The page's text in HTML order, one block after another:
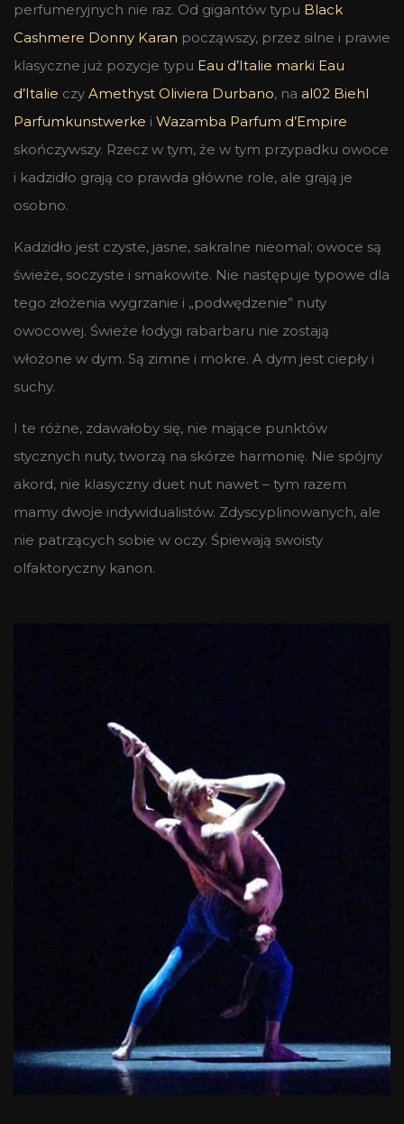
perfumeryjnych nie raz. Od gigantów typu Black
Cashmere Donny Karan począwszy, przez silne i prawie
klasyczne już pozycje typu Eau d’Italie marki Eau
d’Italie czy Amethyst Oliviera Durbano, na al02 Biehl
Parfumkunstwerke i Wazamba Parfum d’Empire
skończywszy. Rzecz w tym, że w tym przypadku owoce
i kadzidło grają co prawda główne role, ale grają je
osobno.
Kadzidło jest czyste, jasne, sakralne nieomal; owoce są
świeże, soczyste i smakowite. Nie następuje typowe dla
tego złożenia wygrzanie i „podwędzenie” nuty
owocowej. Świeże łodygi rabarbaru nie zostają
włożone w dym. Są zimne i mokre. A dym jest ciepły i
suchy.
I te różne, zdawałoby się, nie mające punktów
stycznych nuty, tworzą na skórze harmonię. Nie spójny
akord, nie klasyczny duet nut nawet – tym razem
mamy dwoje indywidualistów. Zdyscyplinowanych, ale
nie patrzących sobie w oczy. Śpiewają swoisty
olfaktoryczny kanon.